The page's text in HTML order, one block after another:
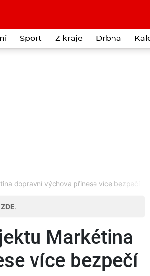
Sport Z kraje Drbna
dopravní výchova přinese více bezpečí
ZDE.
Markétina
více bezpečí